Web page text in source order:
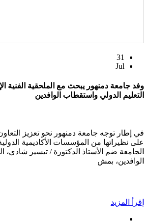
31
Jul
وفد جامعة دمنهور يبحث مع الملحقية الفنية
التعليم الدولي واستقطاب الوافدين
في إطار توجه جامعة دمنهور نحو تعزيز التعاون
على نظيراتها من المؤسسات الأكاديمية
الجامعة ضم الأستاذ الدكتورة / تيسير شادي،
الوافدين، بمش
إقرأ المزيد